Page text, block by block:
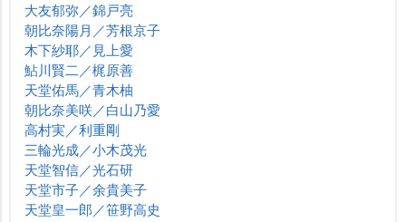
大友郁弥／錦戸亮
朝比奈陽月／芳根京子
木下紗耶／見上愛
鮎川賢二／梶原善
天堂佑馬／青木柚
朝比奈美咲／白山乃愛
高村実／利重剛
三輪光成／小木茂光
天堂智信／光石研
天堂市子／余貴美子
天堂皇一郎／笹野高史